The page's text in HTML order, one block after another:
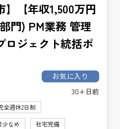
】【年収1,500万円
門) PM業務 管理
ロジェクト統括ポ
お気に入り
30+日前
全週休2日制
少なめ
社宅完備